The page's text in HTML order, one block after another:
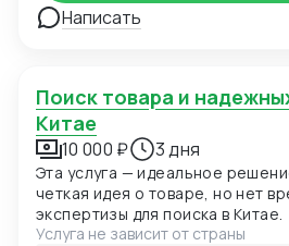
Написать
Поиск товара и надежных поставщиков в
Китае
10 000 ₽ 3 дня
Эта услуга — идеальное
четкая идея о товаре, но нет
экспертизы для поиска в Китае.
Услуга не зависит от страны